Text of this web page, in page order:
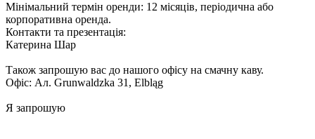
Мінімальний термін оренди: 12 місяців, періодична або
корпоративна оренда.
Контакти та презентація:
Катерина Шар
Також запрошую вас до нашого офісу на смачну каву.
Офіс: Ал. Grunwaldzka 31, Elbląg
Я запрошую